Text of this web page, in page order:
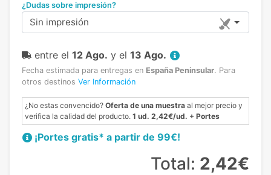
¿Dudas sobre impresión?
Sin impresión
entre el 12 Ago. y el 13 Ago.
Fecha estimada para entregas en España Peninsular. Para
otros destinos Ver Información
¿No estas convencido? Oferta de una muestra al mejor precio y
verifica la calidad del producto. 1 ud. 2,42€/ud. + Portes
¡Portes gratis* a partir de 99€!
Total: 2,42€